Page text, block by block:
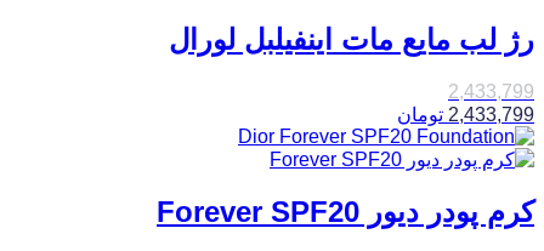
رژ لب مایع مات اینفیلبل لورال
2,433,799
2,433,799 تومان
کرم پودر دیور Forever SPF20